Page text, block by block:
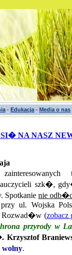
- Edukacja - Media o nas
NA NASZ
szk�,
Spotkanienie
przy ul. Wojska
Rozwad�w (zobacz
przyrody w
Krzysztof
.